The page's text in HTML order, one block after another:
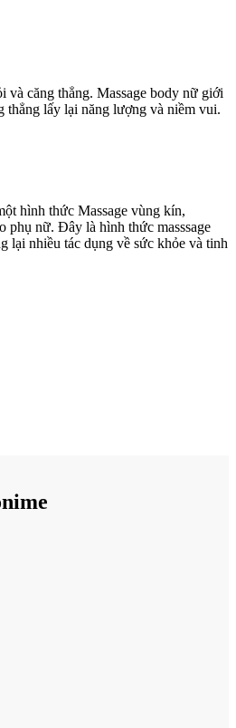
và căng thẳng. Massage body nữ giới
thẳng lấy lại năng lượng và niềm vui.
hình thức Massage vùng kín,
phụ nữ. Đây là hình thức masssage
lại nhiều tác dụng về sức khỏe và tinh